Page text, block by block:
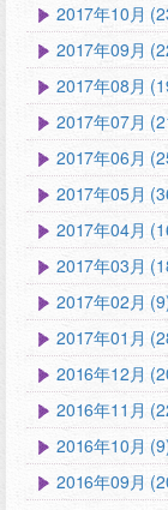
2017年10月
2017年09月
2017年08月
2017年07月
2017年06月
2017年05月
2017年04月
2017年03月
2017年02月
2017年01月
2016年12月
2016年11月
2016年10月
2016年09月